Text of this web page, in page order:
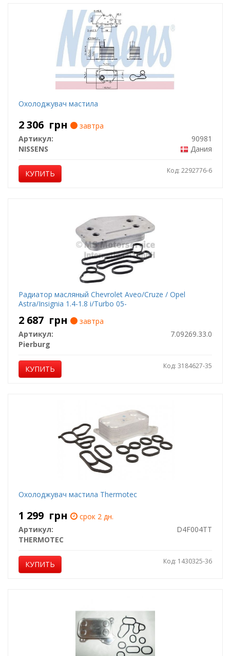
Охолоджувач мастила
2 306 грн
завтра
Артикул:
90981
NISSENS
Дания
КУПИТЬ Код: 2292776-6
Радиатор масляный Chevrolet Aveo/Cruze / Opel
Astra/Insignia 1.4-1.8 i/Turbo 05-
2 687 грн
завтра
Артикул:
7.09269.33.0
Pierburg
КУПИТЬ Код: 3184627-35
Охолоджувач мастила Thermotec
1 299 грн
срок 2 дн.
Артикул:
D4F004TT
THERMOTEC
КУПИТЬ Код: 1430325-36